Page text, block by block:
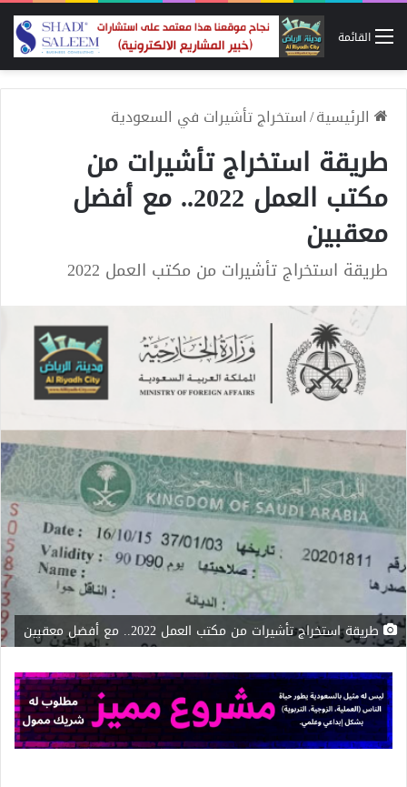
القائمة
الرئيسية/استخراج تأشيرات في السعودية
طريقة استخراج تأشيرات من
مكتب العمل 2022.. مع أفضل
معقبين
طريقة استخراج تأشيرات من مكتب العمل 2022
طريقة استخراج تأشيرات من مكتب العمل 2022.. مع أفضل معقبين